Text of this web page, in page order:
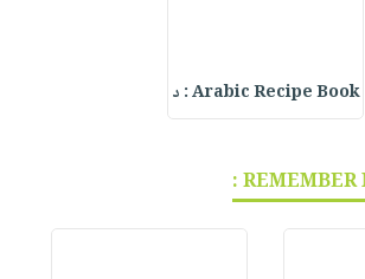
Arabic Recipe Book : د